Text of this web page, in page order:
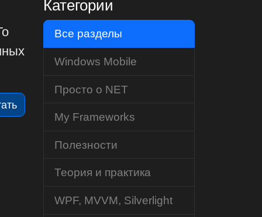
Категории
Все разделы
Windows Mobile
Просто о NET
My Frameworks
Полезности
Теория и практика
WPF, MVVM, Silverlight